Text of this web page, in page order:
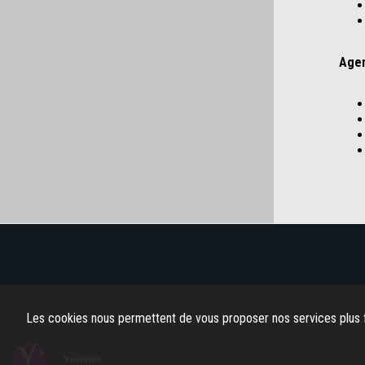
Les cookies nous permettent de vous proposer nos services